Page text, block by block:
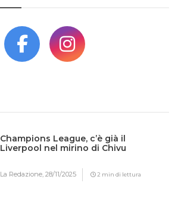
Champions League, c’è già il
Liverpool nel mirino di Chivu
La Redazione,28/11/2025 2 min di lettura